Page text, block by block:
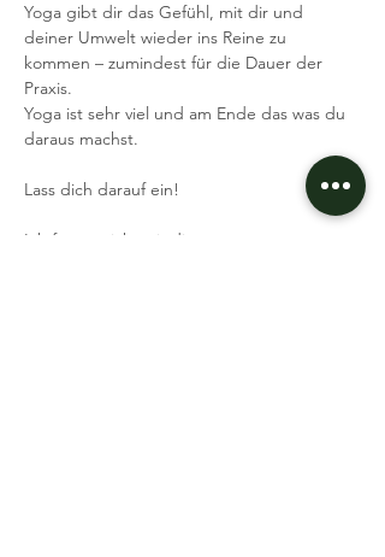
Yoga gibt dir das Gefühl, mit dir und
deiner Umwelt wieder ins Reine zu
kommen – zumindest für die Dauer der
Praxis.
Yoga ist sehr viel und am Ende das was du
daraus machst.
Lass dich darauf ein!
Ich freue mich, mit dir zusammen zu